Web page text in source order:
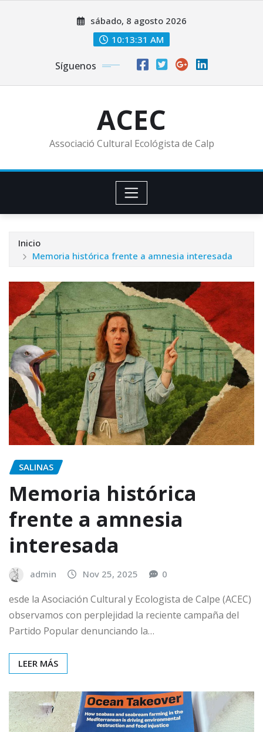
sábado, 8 agosto 2026
10:13:32 AM
Síguenos
ACEC
Associació Cultural Ecológista de Calp
Inicio
Memoria histórica frente a amnesia interesada
SALINAS
Memoria histórica
frente a amnesia
interesada
admin Nov 25, 2025 0
esde la Asociación Cultural y Ecologista de Calpe (ACEC)
observamos con perplejidad la reciente campaña del
Partido Popular denunciando la…
LEER MÁS